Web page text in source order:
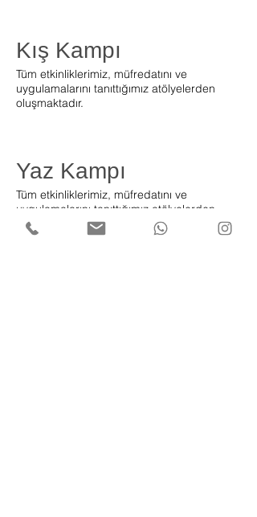
Kış Kampı
Tüm etkinliklerimiz, müfredatını ve
uygulamalarını tanıttığımız atölyelerden
oluşmaktadır.
Yaz Kampı
Tüm etkinliklerimiz, müfredatını ve
uygulamalarını tanıttığımız atölyelerden
oluşmaktadır.